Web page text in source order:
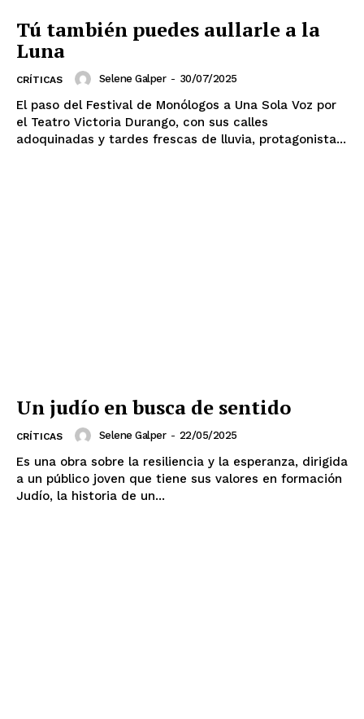
Tú también puedes aullarle a la
Luna
CRÍTICAS Selene Galper - 30/07/2025
El paso del Festival de Monólogos a Una Sola Voz por
el Teatro Victoria Durango, con sus calles
adoquinadas y tardes frescas de lluvia, protagonista...
Un judío en busca de sentido
CRÍTICAS Selene Galper - 22/05/2025
Es una obra sobre la resiliencia y la esperanza, dirigida
a un público joven que tiene sus valores en formación
Judío, la historia de un...